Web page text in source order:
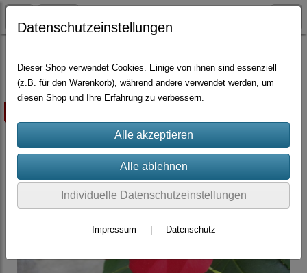
Container-Rosen
Datenschutzeinstellungen
Dieser Shop verwendet Cookies. Einige von ihnen sind essenziell
(z.B. für den Warenkorb), während andere verwendet werden, um
diesen Shop und Ihre Erfahrung zu verbessern.
Individuelle Datenschutzeinstellungen
Impressum Datenschutz